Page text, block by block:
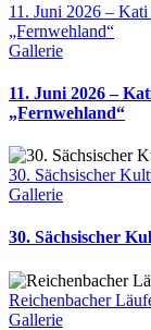
11. Juni 2026 –
„Fernwehland“
Gallerie
11. Juni 2026 –
„Fernwehland“
30. Sächsischer
Gallerie
30. Sächsischer
Reichenbacher
Gallerie